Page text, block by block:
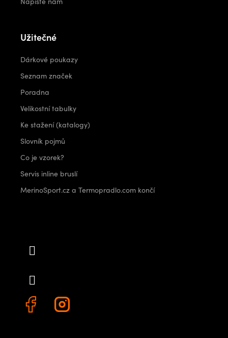
Užitečné
Dárkové poukazy
Seznam značek
Poradna
Velikostní tabulky
Ke stažení (katalogy)
Slovník pojmů
Co je vzorek?
Servis inline bruslí
MerinoSport.cz a Termopradlo.com končí